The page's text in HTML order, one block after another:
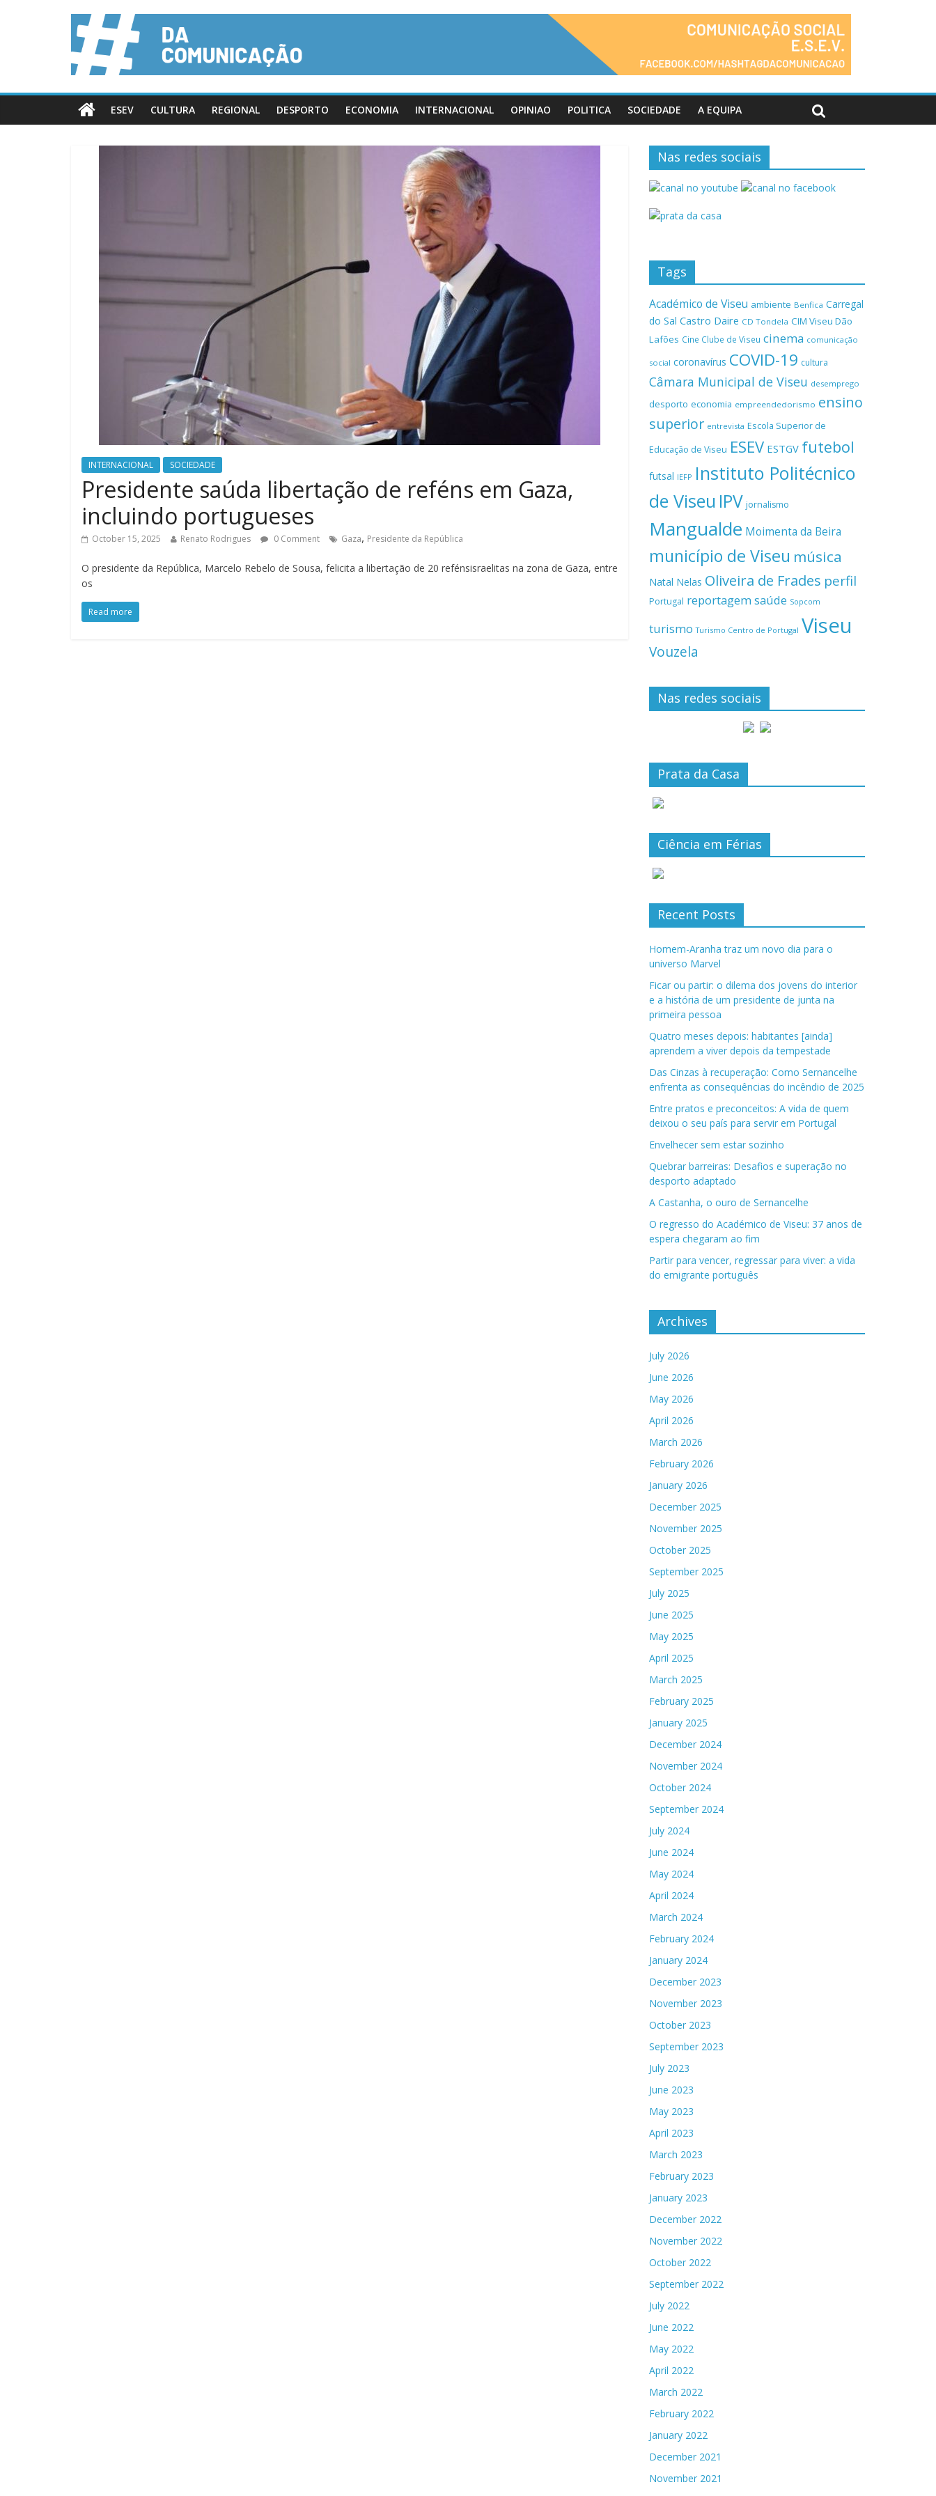
ESEV CULTURA REGIONAL DESPORTO ECONOMIA INTERNACIONAL OPINIAO POLITICA SOCIEDADE A EQUIPA
INTERNACIONAL SOCIEDADE
Presidente saúda libertação de reféns em Gaza,
incluindo portugueses
October 15, 2025 Renato Rodrigues 0 Comment Gaza, Presidente da República
O presidente da República, Marcelo Rebelo de Sousa, felicita a libertação de 20 refénsisraelitas na zona de Gaza, entre
os
Read more
Nas redes sociais
Tags
Académico de Viseu ambiente Benfica Carregal
do Sal Castro Daire CD Tondela CIM Viseu Dão
Lafões Cine Clube de Viseu cinema comunicação
social coronavírus COVID-19 cultura
Câmara Municipal de Viseu desemprego
desporto economia empreendedorismo ensino
superior entrevista Escola Superior de
Educação de Viseu ESEV ESTGV futebol
futsal IEFP Instituto Politécnico
de Viseu IPV jornalismo
Mangualde Moimenta da Beira
município de Viseu música
Natal Nelas Oliveira de Frades perfil
Portugal reportagemsaúde Sopcom
turismo Turismo Centro de Portugal Viseu
Vouzela
Nas redes sociais
Prata da Casa
Ciência em Férias
Recent Posts
Homem-Aranha traz um novo dia para o
universo Marvel
Ficar ou partir: o dilema dos jovens do interior
e a história de um presidente de junta na
primeira pessoa
Quatro meses depois: habitantes [ainda]
aprendem a viver depois da tempestade
Das Cinzas à recuperação: Como Sernancelhe
enfrenta as consequências do incêndio de 2025
Entre pratos e preconceitos: A vida de quem
deixou o seu país para servir em Portugal
Envelhecer sem estar sozinho
Quebrar barreiras: Desafios e superação no
desporto adaptado
A Castanha, o ouro de Sernancelhe
O regresso do Académico de Viseu: 37 anos de
espera chegaram ao fim
Partir para vencer, regressar para viver: a vida
do emigrante português
Archives
July 2026
June 2026
May 2026
April 2026
March 2026
February 2026
January 2026
December 2025
November 2025
October 2025
September 2025
July 2025
June 2025
May 2025
April 2025
March 2025
February 2025
January 2025
December 2024
November 2024
October 2024
September 2024
July 2024
June 2024
May 2024
April 2024
March 2024
February 2024
January 2024
December 2023
November 2023
October 2023
September 2023
July 2023
June 2023
May 2023
April 2023
March 2023
February 2023
January 2023
December 2022
November 2022
October 2022
September 2022
July 2022
June 2022
May 2022
April 2022
March 2022
February 2022
January 2022
December 2021
November 2021